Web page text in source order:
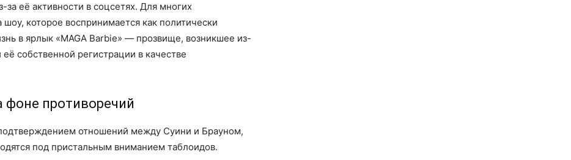
её активности в соцсетях. Для многих
которое воспринимается как политически
в ярлык «MAGA Barbie» — прозвище, возникшее из-
собственной регистрации в качестве
противоречий
отношений между Суини и Брауном,
под пристальным вниманием таблоидов.